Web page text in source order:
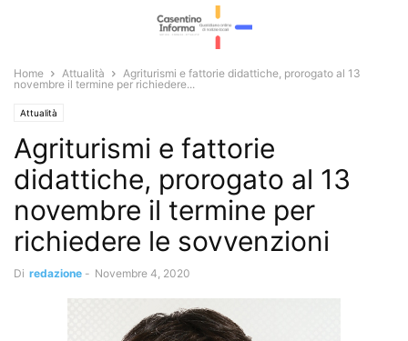
Home Attualità
Agriturismi e fattorie didattiche, prorogato al 13
novembre il termine per richiedere...
Attualità
Agriturismi e fattorie
didattiche, prorogato al 13
novembre il termine per
richiedere le sovvenzioni
Di redazione - Novembre 4, 2020